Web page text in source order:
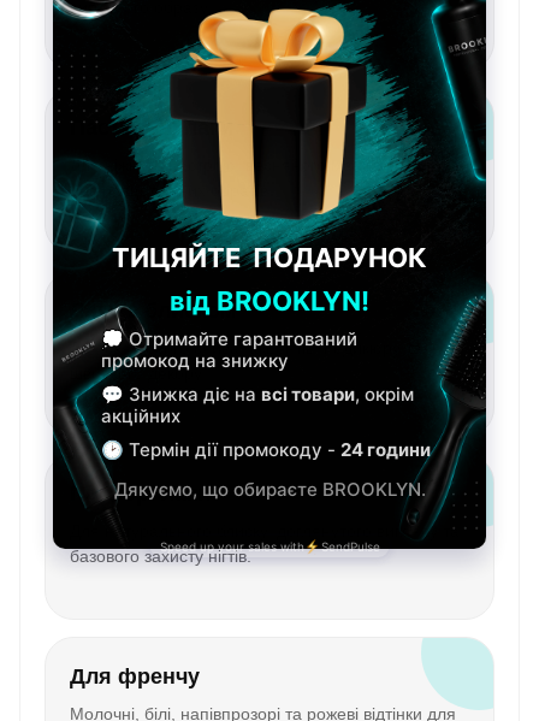
виразного образу.
Пастельні лаки
Для ніжного настрою, весняного манікюру та
легких щоденних образів.
Лаки з блиском
Для святкового сяйва, акцентів, педикюру та
швидкого декору.
Прозорі лаки
Для натурального блиску, доглянутого вигляду та
базового захисту нігтів.
Для френчу
Молочні, білі, напівпрозорі та рожеві відтінки для